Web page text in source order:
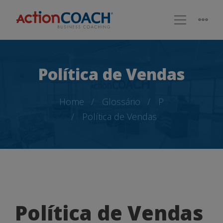
Política de Vendas
Home Glossário
P
Política de Vendas
Política
Política de Vendas